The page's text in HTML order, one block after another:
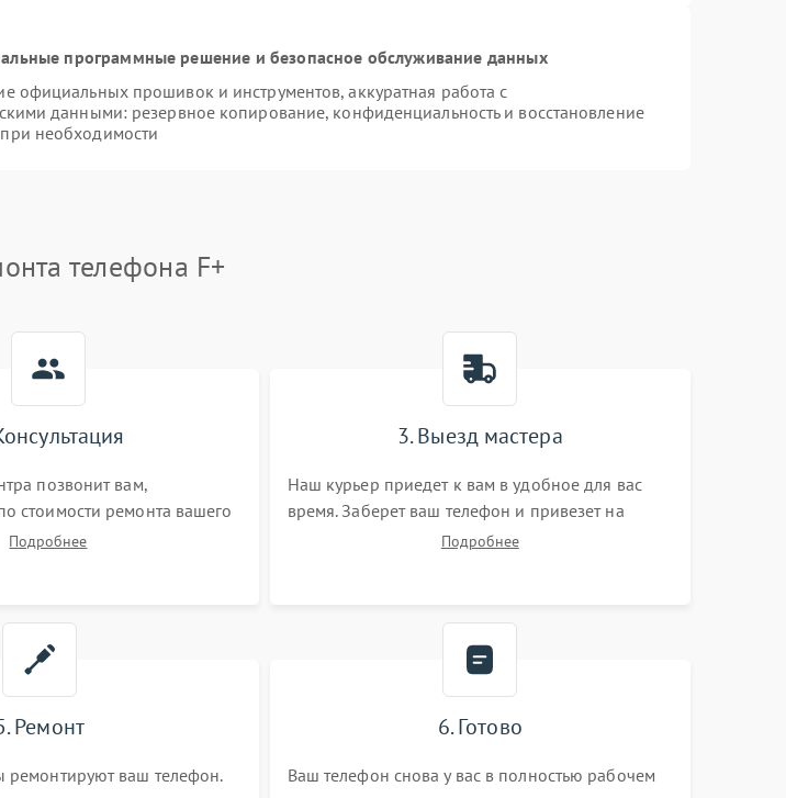
программные решение и безопасное обслуживание данных
официальных прошивок и инструментов, аккуратная работа с
данными: резервное копирование, конфиденциальность и восстановление
необходимости
телефона F+
позвонит вам,
стоимости ремонта вашего
на все ваши вопросы.
Подробнее
3. Выезд мастера
Наш курьер приедет к вам в удобное для вас
время. Заберет ваш телефон и привезет на
склад для диагностики.Подробнее
Ремонт
ремонтируют ваш телефон.
6. Готово
Ваш телефон снова у вас в полностью рабочем